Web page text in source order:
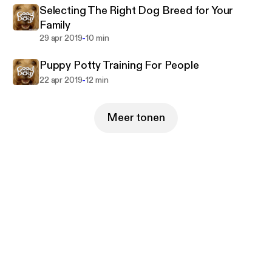
Selecting The Right Dog Breed for Your
Family
29 apr 2019-10 min
Puppy Potty Training For People
22 apr 2019-12 min
Meer tonen